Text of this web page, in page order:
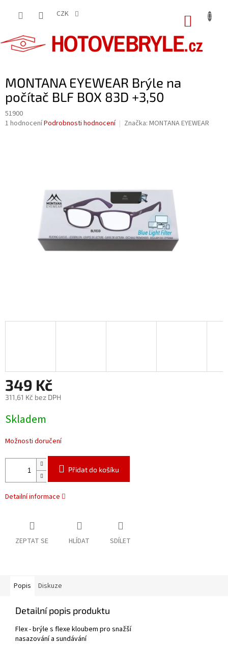
CZK
MONTANA EYEWEAR Brýle na
počítač BLF BOX 83D +3,50
51900
Průměrné
1 hodnoceníPodrobnosti hodnocení Značka: MONTANA EYEWEAR
349 Kč
311,61 Kč bez DPH
cena:
Skladem
Možnosti doručení
Přidat do košíku
Detailní informace
ZEPTAT SE HLÍDAT SDÍLET
Popis Diskuze
Detailní popis produktu
Flex - brýle s flexe kloubem pro snažší
nasazování a sundávání